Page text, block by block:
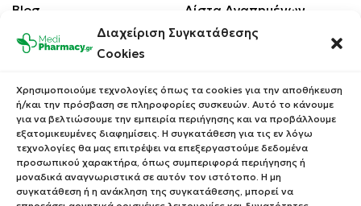
Διαχείριση Συγκατάθεσης
Cookies
Χρησιμοποιούμε τεχνολογίες όπως τα cookies για την αποθήκευση
ή/και την πρόσβαση σε πληροφορίες συσκευών. Αυτό το κάνουμε
για να βελτιώσουμε την εμπειρία περιήγησης και να προβάλλουμε
εξατομικευμένες διαφημίσεις. Η συγκατάθεση για τις εν λόγω
τεχνολογίες θα μας επιτρέψει να επεξεργαστούμε δεδομένα
προσωπικού χαρακτήρα, όπως συμπεριφορά περιήγησης ή
μοναδικά αναγνωριστικά σε αυτόν τον ιστότοπο. Η μη
συγκατάθεση ή η ανάκληση της συγκατάθεσης, μπορεί να
Blog
Επικοινωνία
Πολιτική Απορρήτου
Τρόποι Αποστολής
Τρόποι Πληρωμής
Επιστροφές Προϊόντων
Λίστα Αγαπημένων
Οι Παραγγελίες σου
Κέρδισε Κουπόνι
Έκπτωσης